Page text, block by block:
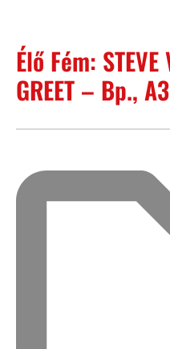
Élő Fém: STEVE
GREET – Bp.,